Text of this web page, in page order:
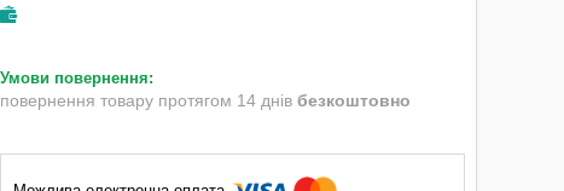
повернення товару протягом 14 днів безкоштовно